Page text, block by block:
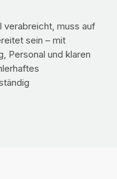
verabreicht, muss auf
sein – mit
Personal und klaren